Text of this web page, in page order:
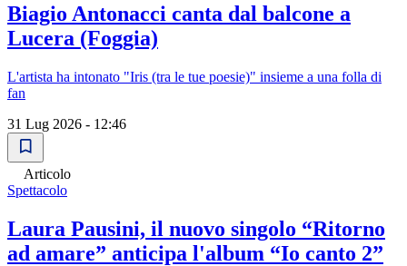
Biagio Antonacci canta dal balcone a
Lucera (Foggia)
L'artista ha intonato "Iris (tra le tue poesie)" insieme a una folla di
fan
31 Lug 2026 - 12:46
Articolo
Spettacolo
Laura Pausini, il nuovo singolo “Ritorno
ad amare” anticipa l'album “Io canto 2”